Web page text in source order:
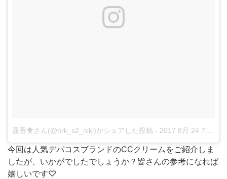
遥香🐥さん(@hrk_s2_niki)がシェアした投稿 - 2017 8月 24 7:20午前 PDT
今回は人気デパコスブランドのCCクリームをご紹介しま
したが、いかがでしたでしょうか？皆さんの参考になれば
嬉しいです♡